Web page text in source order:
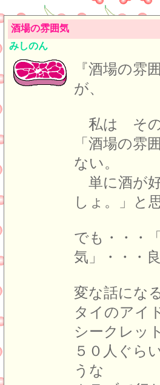
酒場の雰囲気
みしのん
『酒場の雰
が
私は その
「酒場の
ない。
単に酒が
しょ。」と
でも・・・
気」・・・
変な話にな
タイのアイ
シークレッ
５０人ぐら
うな